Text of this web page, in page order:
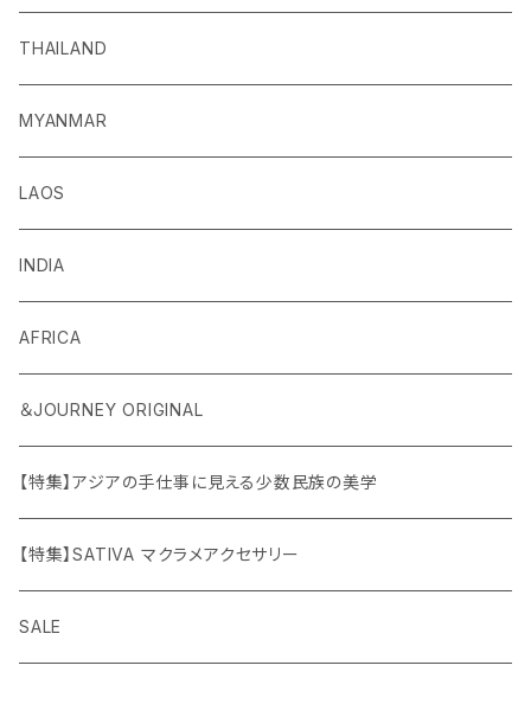
THAILAND
MYANMAR
LAOS
INDIA
AFRICA
＆JOURNEY ORIGINAL
【特集】アジアの手仕事に見える少数民族の美学
【特集】SATIVA マクラメアクセサリー
SALE